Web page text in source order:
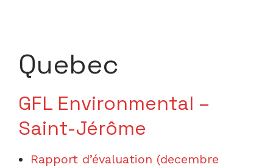
Quebec
GFL Environmental –
Saint-Jérôme
Rapport d’évaluation (decembre